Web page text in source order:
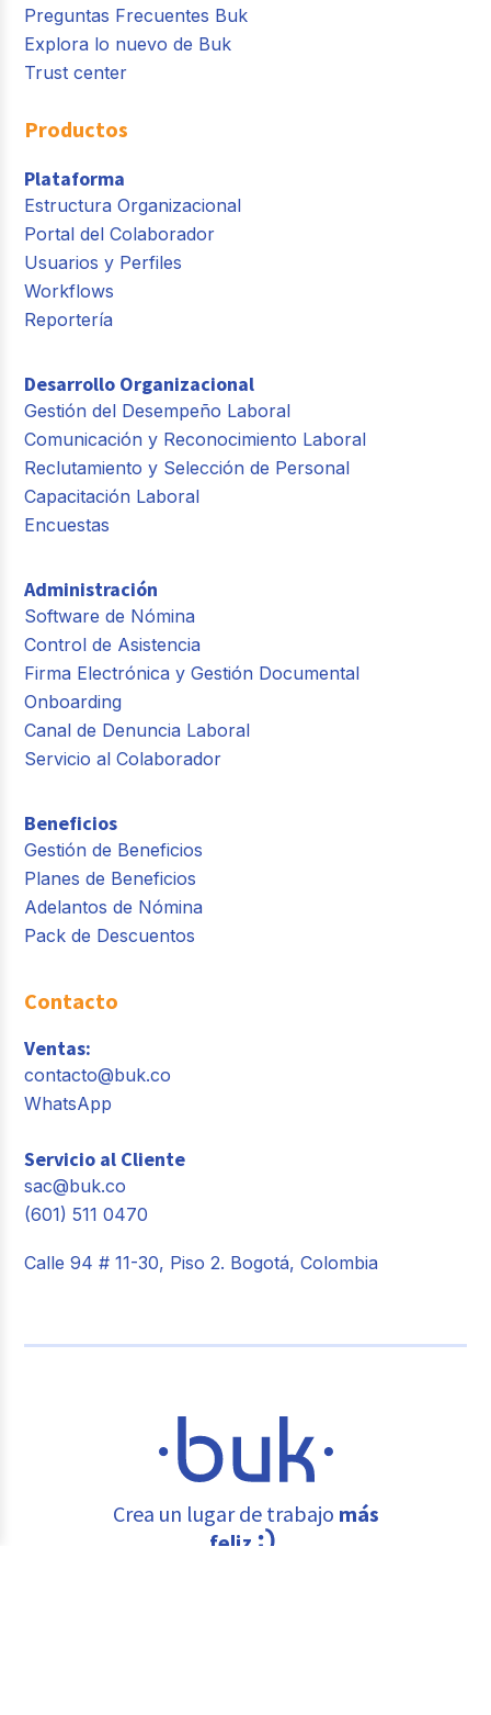
Preguntas Frecuentes Buk
Explora lo nuevo de Buk
Trust center
Productos
Plataforma
Estructura Organizacional
Portal del Colaborador
Usuarios y Perfiles
Workflows
Reportería
Desarrollo Organizacional
Gestión del Desempeño Laboral
Comunicación y Reconocimiento Laboral
Reclutamiento y Selección de Personal
Capacitación Laboral
Encuestas
Administración
Software de Nómina
Control de Asistencia
Firma Electrónica y Gestión Documental
Onboarding
Canal de Denuncia Laboral
Servicio al Colaborador
Beneficios
Gestión de Beneficios
Planes de Beneficios
Adelantos de Nómina
Pack de Descuentos
Contacto
Ventas:
contacto@buk.co
WhatsApp
Servicio al Cliente
sac@buk.co
(601) 511 0470
Calle 94 # 11-30, Piso 2. Bogotá, Colombia
Crea un lugar de trabajo más
feliz